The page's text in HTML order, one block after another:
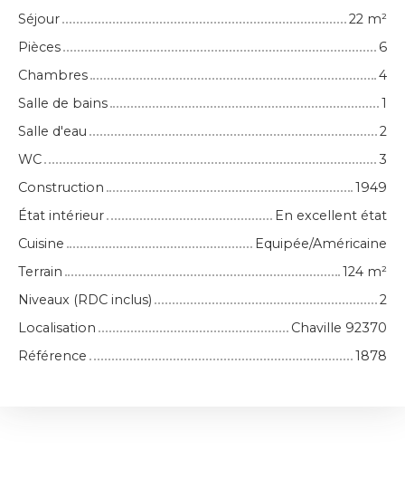
Séjour
22 m²
Pièces
6
Chambres
4
Salle de bains
1
Salle d'eau
2
WC
3
Construction
1949
État intérieur
En excellent état
Cuisine
Equipée/Américaine
Terrain
124 m²
Niveaux (RDC inclus)
2
Localisation
Chaville 92370
Référence
1878